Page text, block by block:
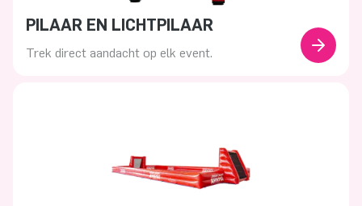
PILAAR EN LICHTPILAAR
Trek direct aandacht op elk event.